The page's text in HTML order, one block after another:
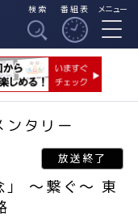
検索 番組表 メニュー
ンタリー
」 ～繋ぐ～ 東